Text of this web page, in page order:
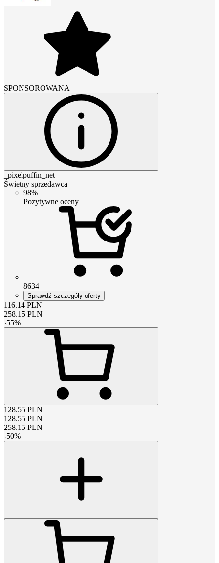
SPONSOROWANA
_pixelpuffin_net
Świetny sprzedawca
98%
Pozytywne oceny
8634
Sprawdź szczegóły oferty
116.14 PLN
258.15 PLN
-55%
128.55 PLN
128.55 PLN
258.15 PLN
-50%